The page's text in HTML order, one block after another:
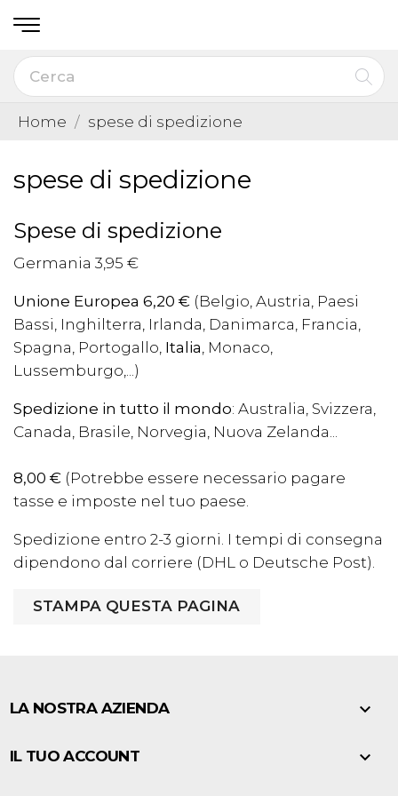
Home spese di spedizione
spese di spedizione
Spese di spedizione
Germania 3,95 €
Unione Europea 6,20 € (Belgio, Austria, Paesi
Bassi, Inghilterra, Irlanda, Danimarca, Francia,
Spagna, Portogallo, Italia , Monaco,
Lussemburgo,...)
Spedizione in tutto il mondo: Australia, Svizzera,
Canada, Brasile, Norvegia, Nuova Zelanda...
8,00 € (Potrebbe essere necessario pagare
tasse e imposte nel tuo paese.
Spedizione entro 2-3 giorni. I tempi di consegna
dipendono dal corriere (DHL o Deutsche Post).
LA NOSTRA AZIENDA 
IL TUO ACCOUNT 